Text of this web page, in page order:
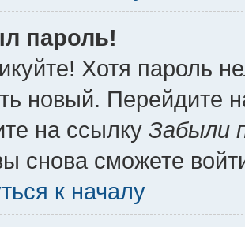
пароль!
Хотя пароль
новый. Перейдите
на ссылку Забыли
снова сможете
к началу